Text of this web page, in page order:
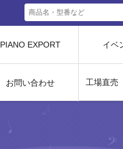
PIANO EXPORT
お問い合わせ
イベ
工場直売